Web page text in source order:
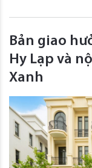
Bản giao
Hy Lạp và
Xanh